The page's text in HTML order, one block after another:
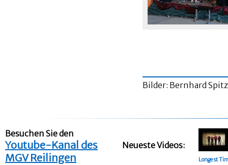
Bilder: Bernhard
Besuchen Sie den
Youtube-Kanal des
MGV Reilingen
Neueste Videos:
Longest